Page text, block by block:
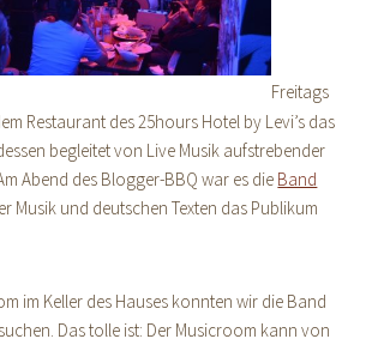
Freitags
Restaurant des 25hours Hotel by Levi’s das
begleitet von Live Musik aufstrebender
Abend des Blogger-BBQ war es die Band
Musik und deutschen Texten das Publikum
im Keller des Hauses konnten wir die Band
Das tolle ist: Der Musicroom kann von